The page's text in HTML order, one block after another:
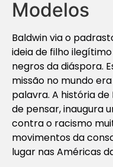
Modelos
Baldwin via o
ideia de filho
negros da diáspora.
missão no mundo
palavra. A história de
de pensar, inaugura
contra o racismo
movimentos da
lugar nas Américas